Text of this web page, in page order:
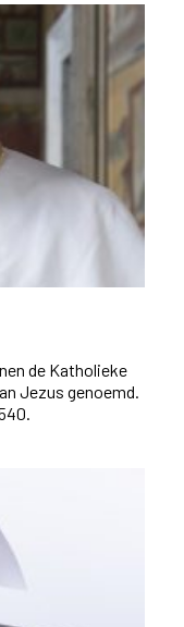
de Katholieke
Jezus genoemd.